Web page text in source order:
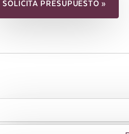
SOLICITA PRESUPUESTO »